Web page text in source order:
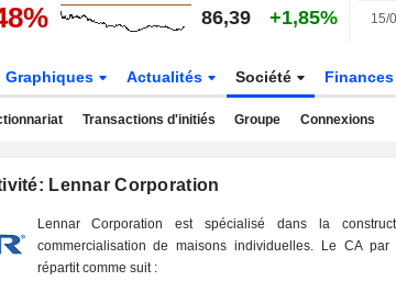
86,39 +1,85% 15/
Graphiques Actualités Société Finances
Transactions d'initiés Groupe Connexions
Lennar Corporation
Lennar Corporation est spécialisé dans la
commercialisation de maisons individuelles. Le CA par
répartit comme suit :